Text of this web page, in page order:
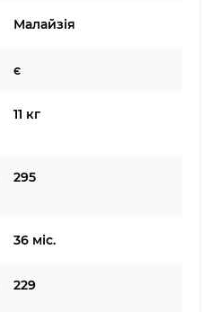
Малайзія
є
11 кг
295
36 міс.
229